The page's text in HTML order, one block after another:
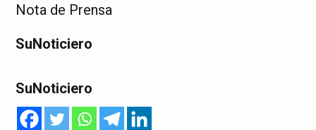
Nota de Prensa
SuNoticiero
SuNoticiero